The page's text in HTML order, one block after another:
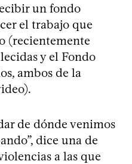
un fondo
el trabajo que
(recientemente
y el Fondo
ambos de la
de dónde venimos
dice una de
a las que